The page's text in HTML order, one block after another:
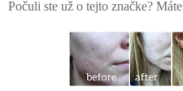
Počuli ste už o tejto značke?